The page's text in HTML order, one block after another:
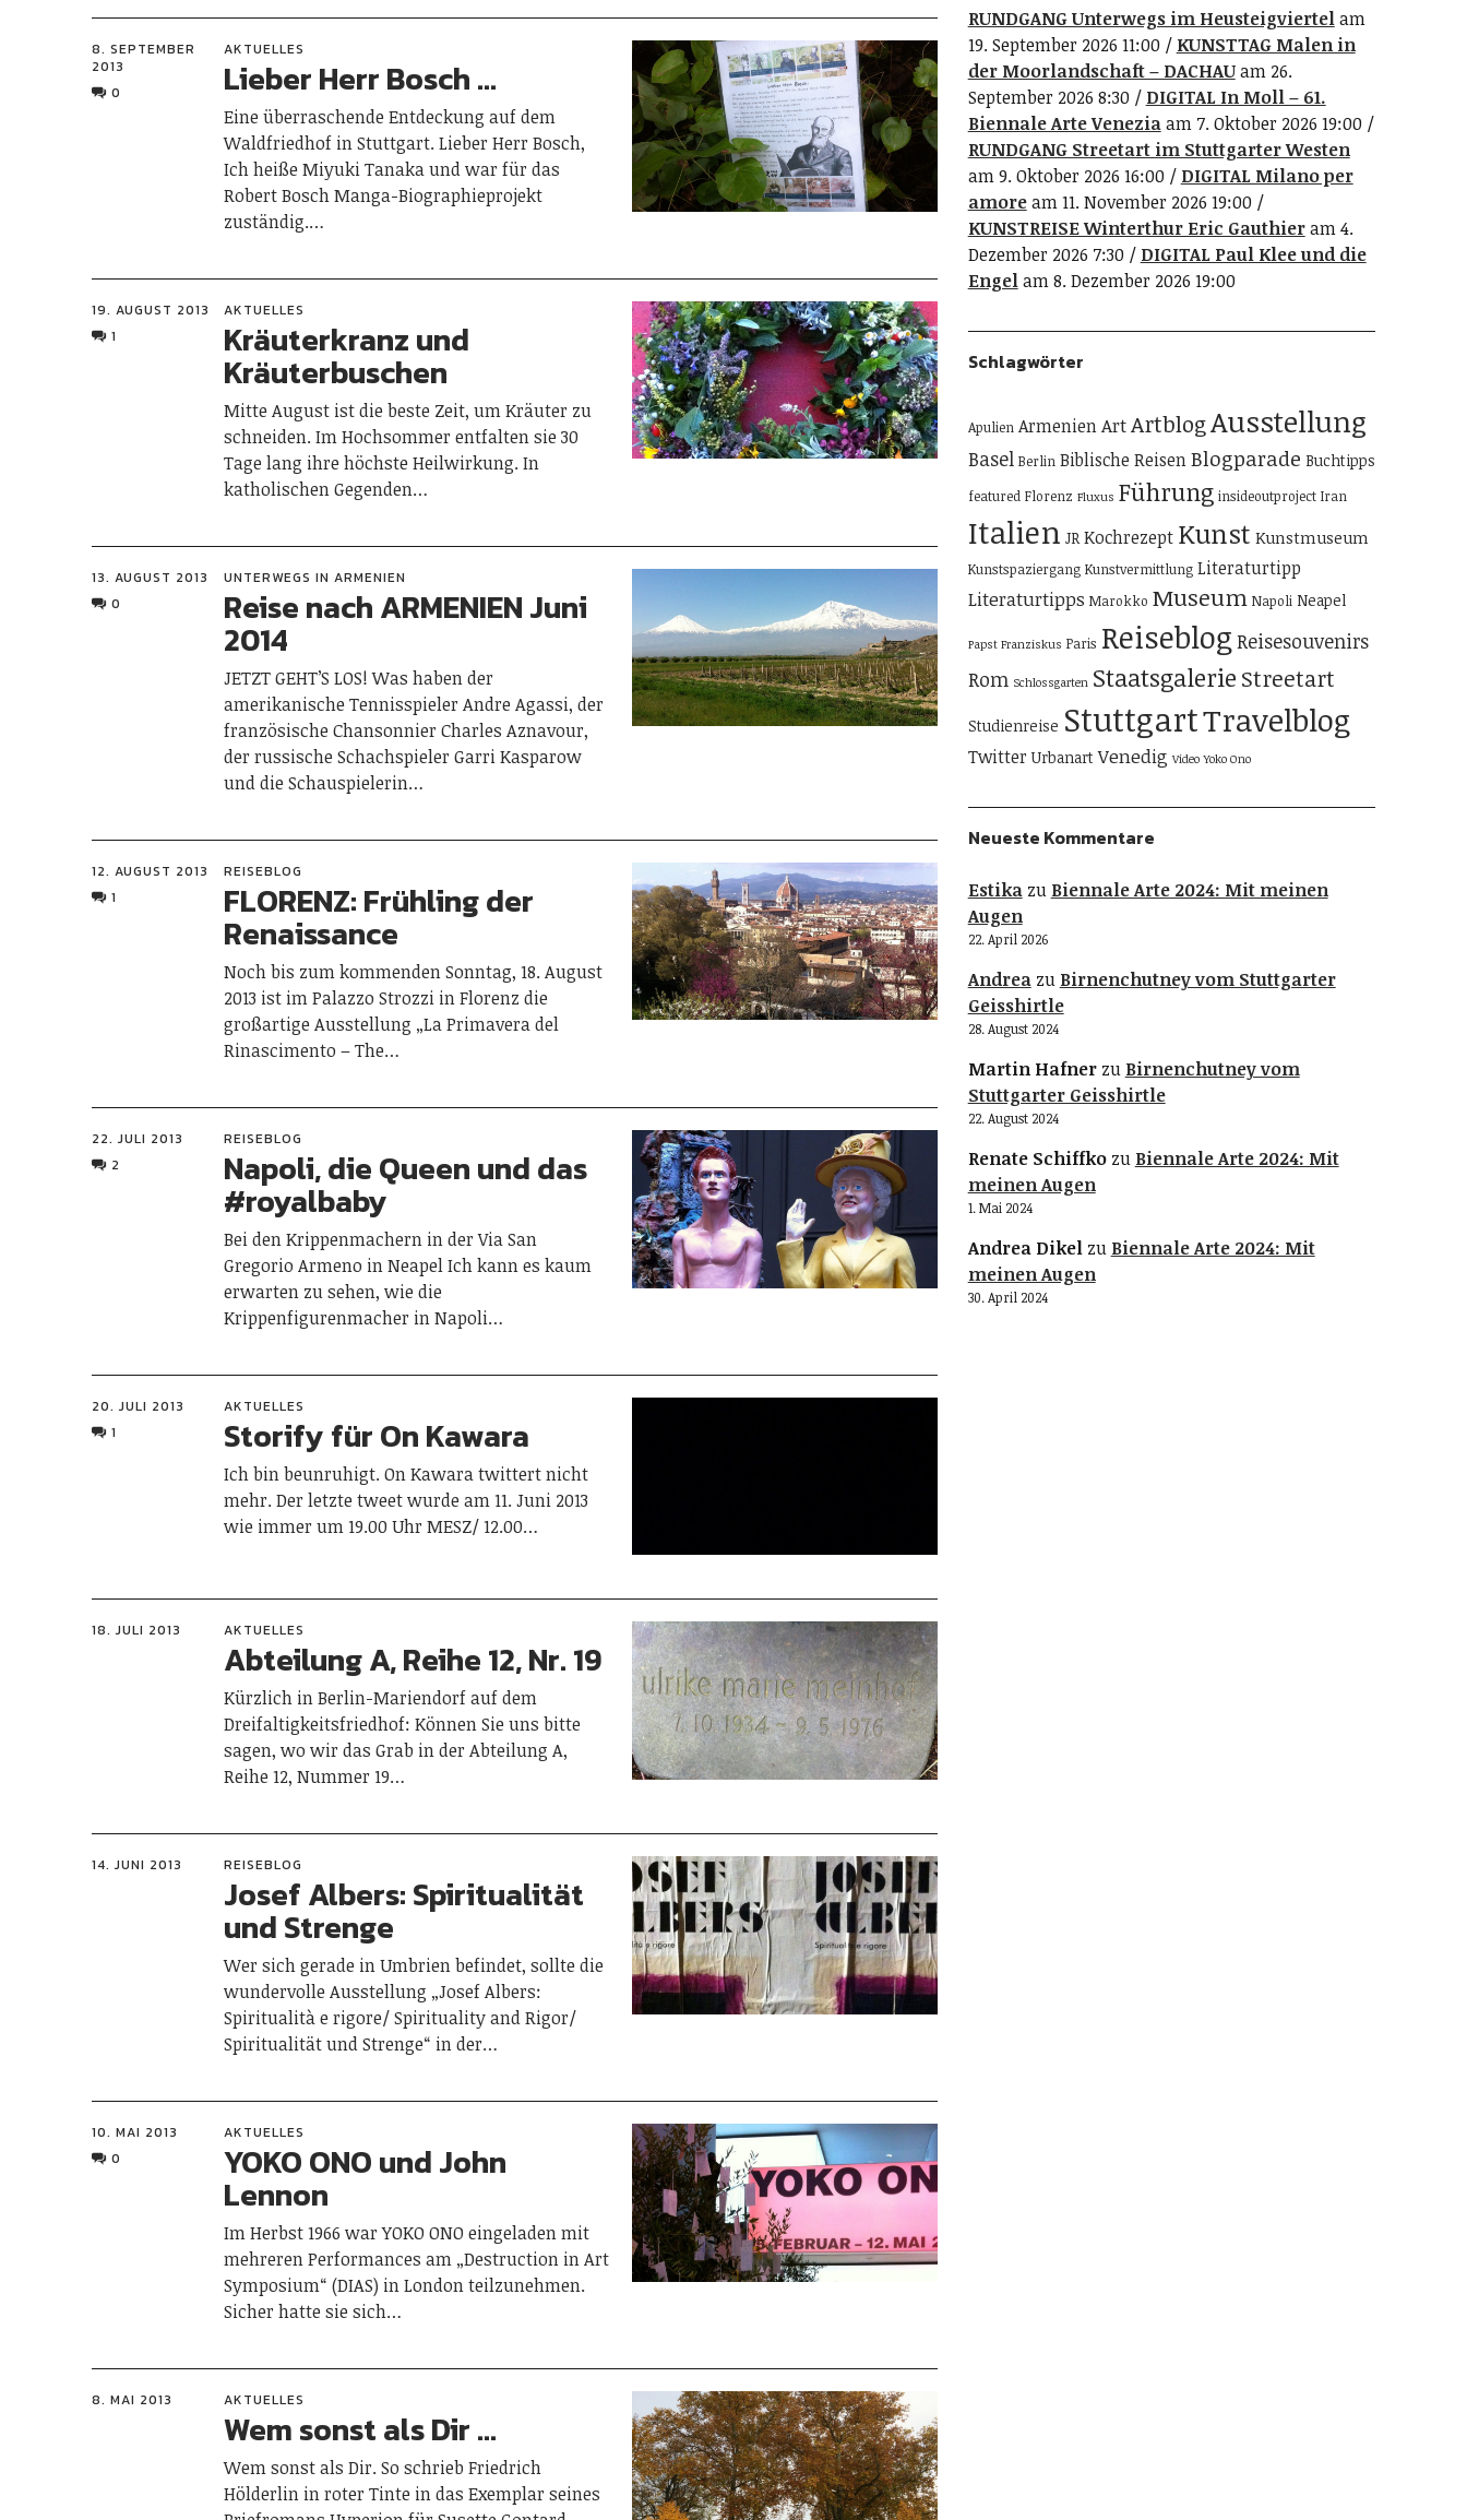
8. SEPTEMBER
2013
0
AKTUELLES
Lieber Herr Bosch …
Eine überraschende Entdeckung auf dem
Waldfriedhof in Stuttgart. Lieber Herr Bosch,
Ich heiße Miyuki Tanaka und war für das
Robert Bosch Manga-Biographieprojekt
zuständig.…
19. AUGUST 2013
1
AKTUELLES
Kräuterkranz und
Kräuterbuschen
Mitte August ist die beste Zeit, um Kräuter zu
schneiden. Im Hochsommer entfalten sie 30
Tage lang ihre höchste Heilwirkung. In
katholischen Gegenden…
13. AUGUST 2013
0
UNTERWEGS IN ARMENIEN
Reise nach ARMENIEN Juni
2014
JETZT GEHT’S LOS! Was haben der
amerikanische Tennisspieler Andre Agassi, der
französische Chansonnier Charles Aznavour,
der russische Schachspieler Garri Kasparow
und die Schauspielerin…
12. AUGUST 2013
1
REISEBLOG
FLORENZ: Frühling der
Renaissance
Noch bis zum kommenden Sonntag, 18. August
2013 ist im Palazzo Strozzi in Florenz die
großartige Ausstellung „La Primavera del
Rinascimento – The…
22. JULI 2013
2
REISEBLOG
Napoli, die Queen und das
#royalbaby
Bei den Krippenmachern in der Via San
Gregorio Armeno in Neapel Ich kann es kaum
erwarten zu sehen, wie die
Krippenfigurenmacher in Napoli…
20. JULI 2013
1
AKTUELLES
Storify für On Kawara
Ich bin beunruhigt. On Kawara twittert nicht
mehr. Der letzte tweet wurde am 11. Juni 2013
wie immer um 19.00 Uhr MESZ/ 12.00…
18. JULI 2013 AKTUELLES
Abteilung A, Reihe 12, Nr. 19
Kürzlich in Berlin-Mariendorf auf dem
Dreifaltigkeitsfriedhof: Können Sie uns bitte
sagen, wo wir das Grab in der Abteilung A,
Reihe 12, Nummer 19…
14. JUNI 2013 REISEBLOG
Josef Albers: Spiritualität
und Strenge
Wer sich gerade in Umbrien befindet, sollte die
wundervolle Ausstellung „Josef Albers:
Spiritualità e rigore/ Spirituality and Rigor/
Spiritualität und Strenge“ in der…
10. MAI 2013
0
AKTUELLES
YOKO ONO und John
Lennon
Im Herbst 1966 war YOKO ONO eingeladen mit
mehreren Performances am „Destruction in Art
Symposium“ (DIAS) in London teilzunehmen.
Sicher hatte sie sich…
8. MAI 2013 AKTUELLES
Wem sonst als Dir …
Wem sonst als Dir. So schrieb Friedrich
Hölderlin in roter Tinte in das Exemplar seines
RUNDGANG Unterwegs im Heusteigviertelam
19. September 2026 11:00
KUNSTTAG Malen in
der Moorlandschaft – DACHAUam 26.
September 2026 8:30
DIGITAL In Moll – 61.
Biennale Arte Veneziaam 7. Oktober 2026 19:00
RUNDGANG Streetart im Stuttgarter Westen
am 9. Oktober 2026 16:00
DIGITAL Milano per
amoream 11. November 2026 19:00
KUNSTREISE Winterthur Eric Gauthieram 4.
Dezember 2026 7:30
DIGITAL Paul Klee und die
Engelam 8. Dezember 2026 19:00
Schlagwörter
Apulien ArmenienArtArtblogAusstellung
Basel Berlin Biblische ReisenBlogparade Buchtipps
featured Florenz Fluxus Führung insideoutproject Iran
Italien JR Kochrezept Kunst Kunstmuseum
Kunstspaziergang Kunstvermittlung Literaturtipp
Literaturtipps Marokko Museum Napoli Neapel
Papst Franziskus Paris Reiseblog Reisesouvenirs
Rom Schlossgarten Staatsgalerie Streetart
Studienreise StuttgartTravelblog
Twitter Urbanart Venedig Video Yoko Ono
Neueste Kommentare
Estikazu Biennale Arte 2024: Mit meinen
Augen
22. April 2026
Andreazu Birnenchutney vom Stuttgarter
Geisshirtle
28. August 2024
Martin Hafnerzu Birnenchutney vom
Stuttgarter Geisshirtle
22. August 2024
Renate Schiffkozu Biennale Arte 2024: Mit
meinen Augen
1. Mai 2024
Andrea Dikelzu Biennale Arte 2024: Mit
meinen Augen
30. April 2024